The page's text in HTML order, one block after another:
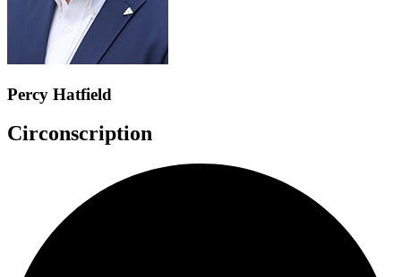
Percy Hatfield
Circonscription